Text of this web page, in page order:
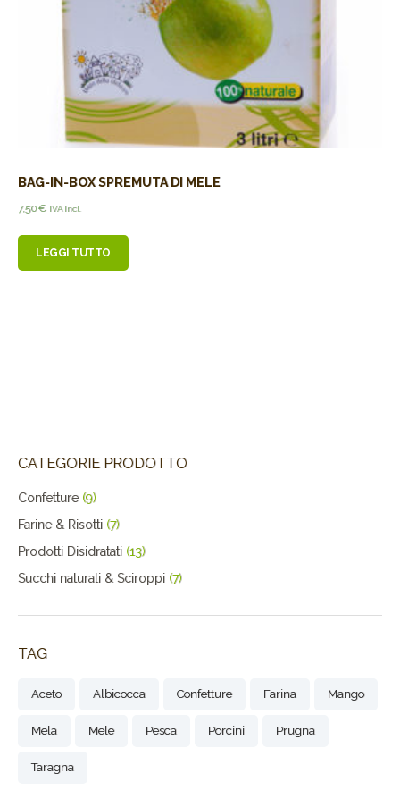
BAG-IN-BOX SPREMUTA DI MELE
7,50€ IVA Incl.
LEGGI TUTTO
CATEGORIE PRODOTTO
Confetture (9)
Farine & Risotti (7)
Prodotti Disidratati (13)
Succhi naturali & Sciroppi (7)
TAG
Aceto Albicocca Confetture Farina Mango
Mela Mele Pesca Porcini Prugna
Taragna